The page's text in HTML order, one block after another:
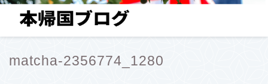
matcha-2356774_1280